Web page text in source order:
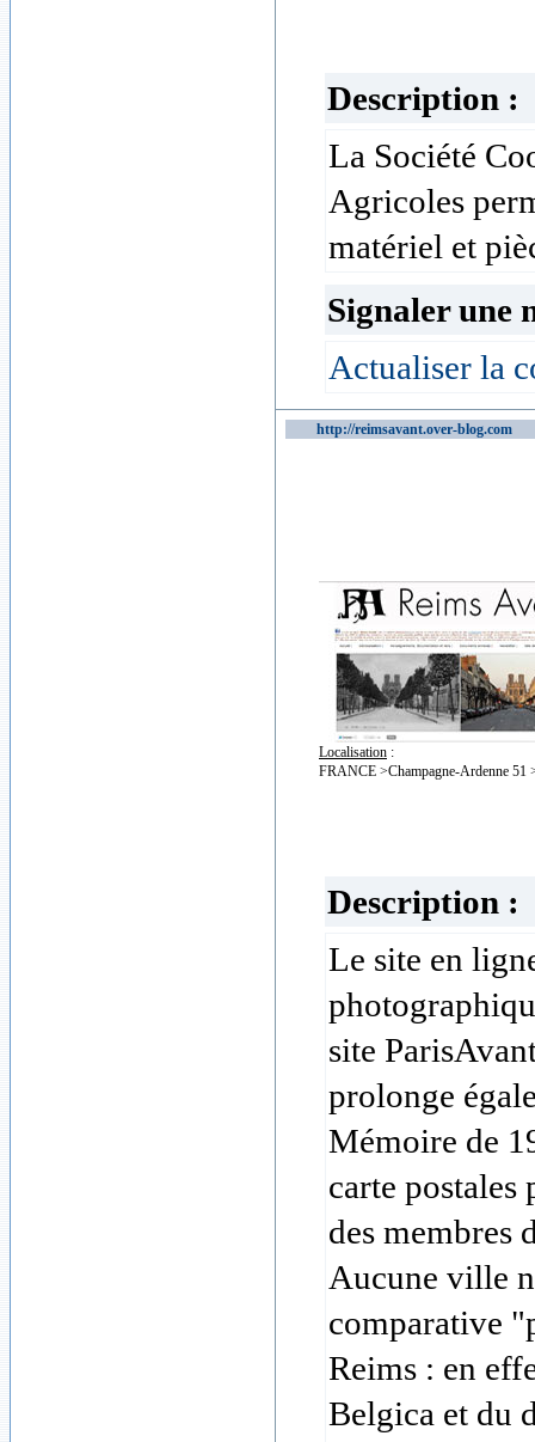
Description :
La Société
Agricoles
matériel et
Signaler une
Actualiser la
http://reimsavant.over-blog.com
Localisation :
FRANCE >Champagne-Ardenne 51
Description :
Le site en
site
prolonge
Mémoire de
carte postales
des membres
Aucune ville
comparative
Reims : en
Belgica et du